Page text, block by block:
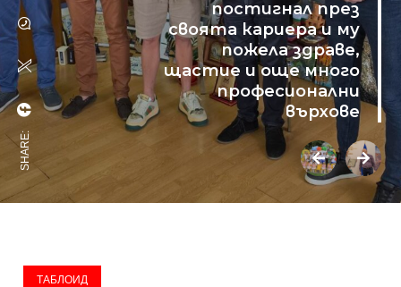
постигнал през
своята кариера и му
пожела здраве,
щастие и още много
професионални
върхове
SHARE:
ТАБЛОИД